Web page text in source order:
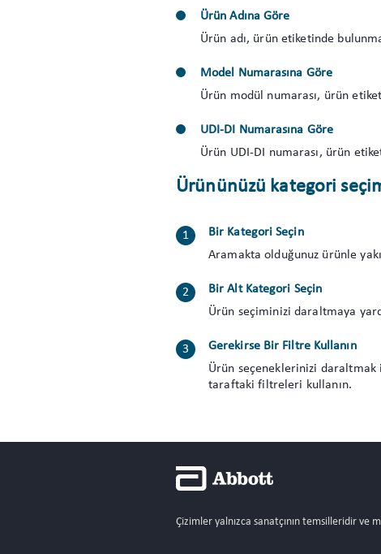
Ürün Adına Göre
Ürün adı, ürün etiketinde
Model Numarasına Göre
Ürün modül numarası, ürün
UDI-DI Numarasına Göre
Ürün UDI-DI numarası, ürün
Ürününüzü kategori
Bir Kategori Seçin
Aramakta olduğunuz ürünle
Bir Alt Kategori Seçin
Ürün seçiminizi daraltmaya
Gerekirse Bir Filtre Kullanın
Ürün seçeneklerinizi daraltmak
taraftaki filtreleri kullanın.
Çizimler yalnızca sanatçının temsilleridir